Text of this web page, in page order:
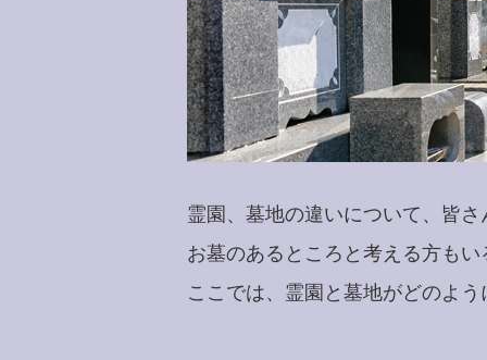
霊園、墓地の違いについて、皆
お墓のあるところと考える方も
ここでは、霊園と墓地がどのよ